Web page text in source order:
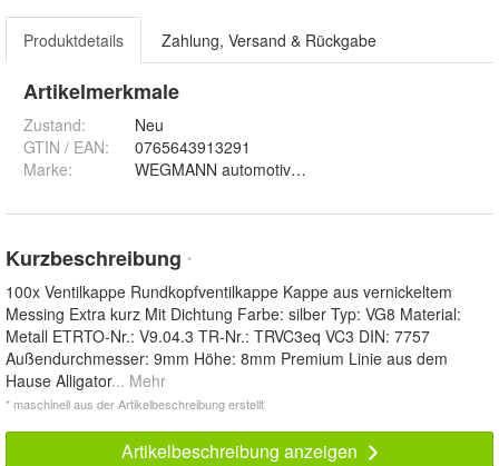
Produktdetails Zahlung, Versand & Rückgabe
Artikelmerkmale
Zustand:
Neu
GTIN / EAN:
0765643913291
Marke:
WEGMANN automotive GmbH
Kurzbeschreibung *
100x Ventilkappe Rundkopfventilkappe Kappe aus vernickeltem
Messing Extra kurz Mit Dichtung Farbe: silber Typ: VG8 Material:
Metall ETRTO-Nr.: V9.04.3 TR-Nr.: TRVC3eq VC3 DIN: 7757
Außendurchmesser: 9mm Höhe: 8mm Premium Linie aus dem
Hause Alligator... Mehr
* maschinell aus der Artikelbeschreibung erstellt
Artikelbeschreibung anzeigen